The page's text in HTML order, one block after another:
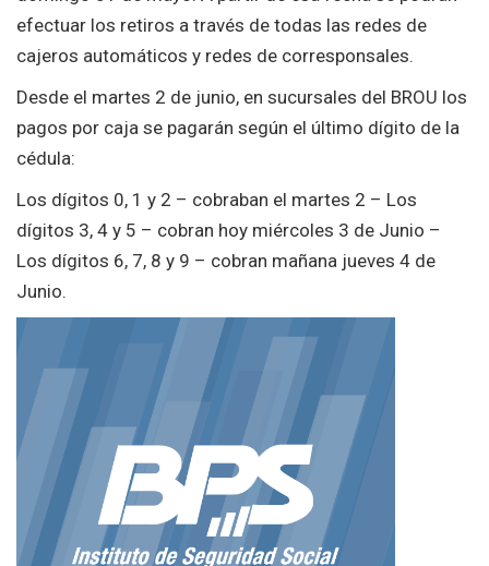
efectuar los retiros a través de todas las redes de
cajeros automáticos y redes de corresponsales.
Desde el martes 2 de junio, en sucursales del BROU los
pagos por caja se pagarán según el último dígito de la
cédula:
Los dígitos 0, 1 y 2 – cobraban el martes 2 – Los
dígitos 3, 4 y 5 – cobran hoy miércoles 3 de Junio –
Los dígitos 6, 7, 8 y 9 – cobran mañana jueves 4 de
Junio.